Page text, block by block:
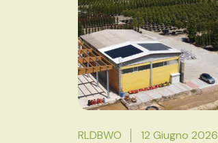
RLDBWO 12 Giugno 2026